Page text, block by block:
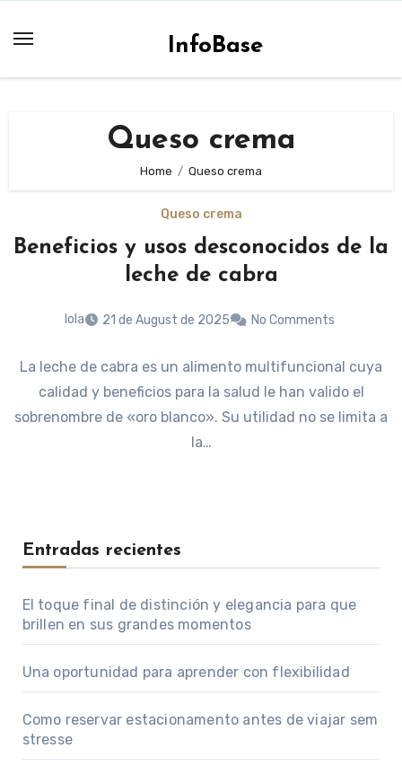
InfoBase
Queso crema
Home Queso crema
Queso crema
Beneficios y usos desconocidos de la
leche de cabra
lola 21 de August de 2025 No Comments
La leche de cabra es un alimento multifuncional cuya
calidad y beneficios para la salud le han valido el
sobrenombre de «oro blanco». Su utilidad no se limita a
la…
Entradas recientes
El toque final de distinción y elegancia para que
brillen en sus grandes momentos
Una oportunidad para aprender con flexibilidad
Como reservar estacionamento antes de viajar sem
stresse